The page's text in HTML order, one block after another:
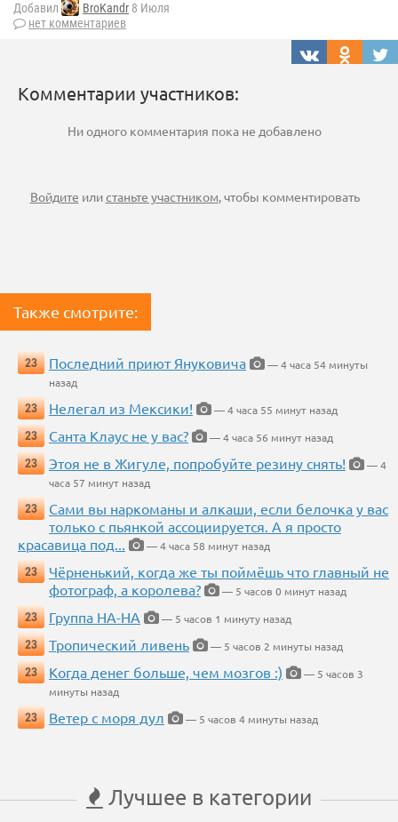
Добавил BroKandr 8 Июля
нет комментариев
Комментарии участников:
Ни одного комментария пока не добавлено
Войдите илистаньте участником, чтобы комментировать
Также смотрите:
23 Последний приют Януковича
— 4 часа 54 минуты
назад
23
Нелегал из Мексики!
— 4 часа 55 минут назад
23
Санта Клаус не у вас?
— 4 часа 56 минут назад
23
Этоя не в Жигуле, попробуйте резину снять!
— 4
часа 57 минут назад
23
Сами вы наркоманы и алкаши, если белочка у вас
только с пьянкой ассоциируется. А я просто
красавица под...
— 4 часа 58 минут назад
23
Чёрненький, когда же ты поймёшь что главный не
фотограф, а королева?
— 5 часов 0 минут назад
23
Группа НА-НА
— 5 часов 1 минуту назад
23
Тропический ливень
— 5 часов 2 минуты назад
23
Когда денег больше, чем мозгов :)
— 5 часов 3
минуты назад
23
Ветер с моря дул — 5 часов 4 минуты назад
Лучшее в категории